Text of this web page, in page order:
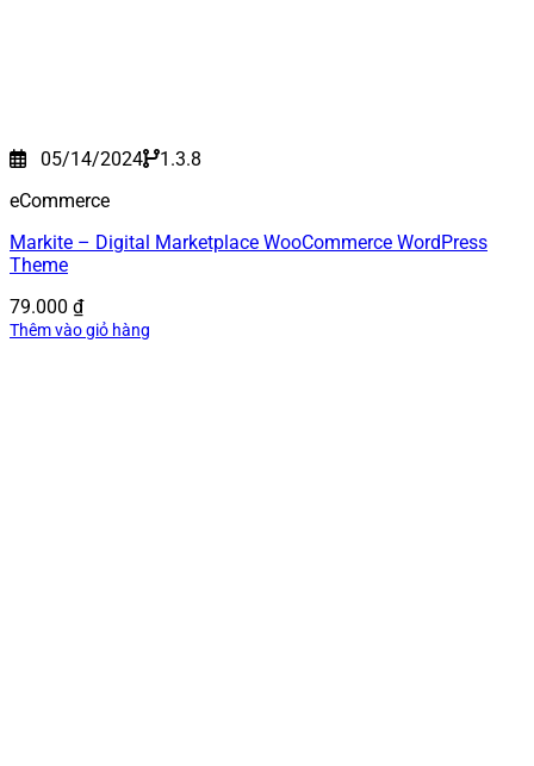
05/14/2024
1.3.8
eCommerce
Markite – Digital Marketplace WooCommerce WordPress
Theme
79.000 ₫
Thêm vào giỏ hàng